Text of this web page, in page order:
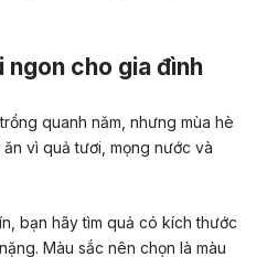
cho gia đình
quanh năm, nhưng mùa hè
vì quả tươi, mọng nước và
bạn hãy tìm quả có kích thước
Màu sắc nên chọn là màu